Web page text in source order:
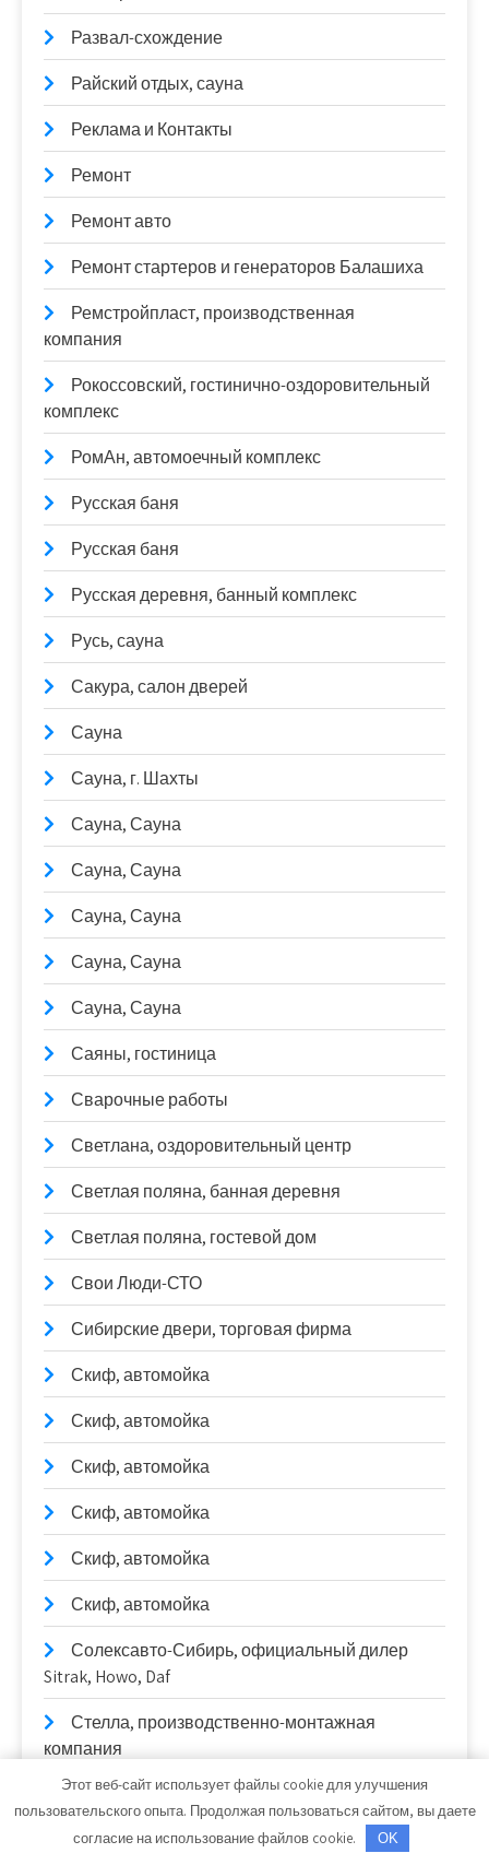
Развал-схождение
Райский отдых, сауна
Реклама и Контакты
Ремонт
Ремонт авто
Ремонт стартеров и генераторов Балашиха
Ремстройпласт, производственная
компания
Рокоссовский, гостинично-оздоровительный
комплекс
РомАн, автомоечный комплекс
Русская баня
Русская баня
Русская деревня, банный комплекс
Русь, сауна
Сакура, салон дверей
Сауна
Сауна, г. Шахты
Сауна, Сауна
Сауна, Сауна
Сауна, Сауна
Сауна, Сауна
Сауна, Сауна
Саяны, гостиница
Сварочные работы
Светлана, оздоровительный центр
Светлая поляна, банная деревня
Светлая поляна, гостевой дом
Свои Люди-СТО
Сибирские двери, торговая фирма
Скиф, автомойка
Скиф, автомойка
Скиф, автомойка
Скиф, автомойка
Скиф, автомойка
Скиф, автомойка
Солексавто-Сибирь, официальный дилер
Sitrak, Howo, Daf
Стелла, производственно-монтажная
компания
Стелла, производственно-монтажная
компания
Этот веб-сайт использует файлы cookie для улучшения
пользовательского опыта. Продолжая пользоваться сайтом, вы даете
согласие на использование файлов cookie.
OK